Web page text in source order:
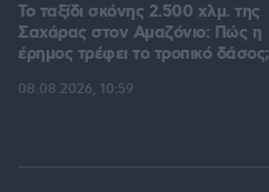
Το ταξίδι σκόνης 2.500 χλμ. της
Σαχάρας στον Αμαζόνιο: Πώς η
έρημος τρέφει το τροπικό δάσος;
08.08.2026, 10:59